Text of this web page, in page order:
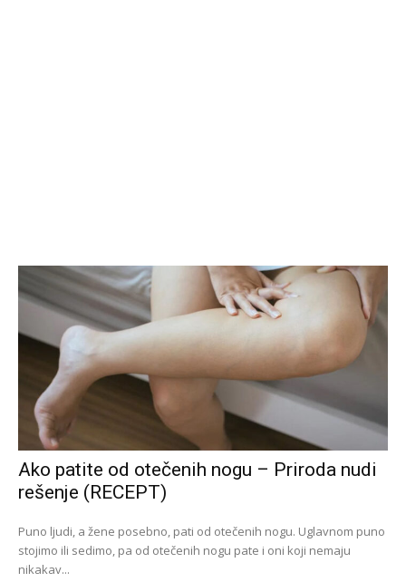
Ako patite od otečenih nogu – Priroda nudi
rešenje (RECEPT)
Puno ljudi, a žene posebno, pati od otečenih nogu. Uglavnom puno
stojimo ili sedimo, pa od otečenih nogu pate i oni koji nemaju
nikakav...